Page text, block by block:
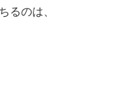
るのは、